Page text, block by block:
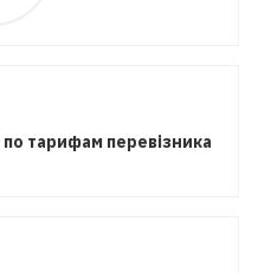
по тарифам перевізника